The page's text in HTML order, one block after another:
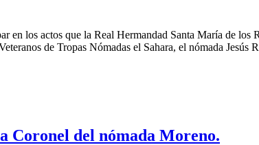
en los actos que la Real Hermandad Santa María de
de Tropas Nómadas el Sahara, el nómada Jesús
Coronel del nómada Moreno.